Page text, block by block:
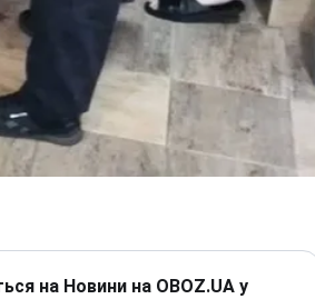
на Новини на OBOZ.UA у